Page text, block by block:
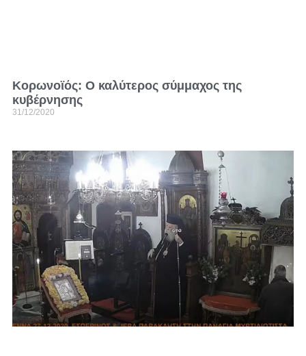
Κορωνοϊός: Ο καλύτερος σύμμαχος της
κυβέρνησης
31/12/2020